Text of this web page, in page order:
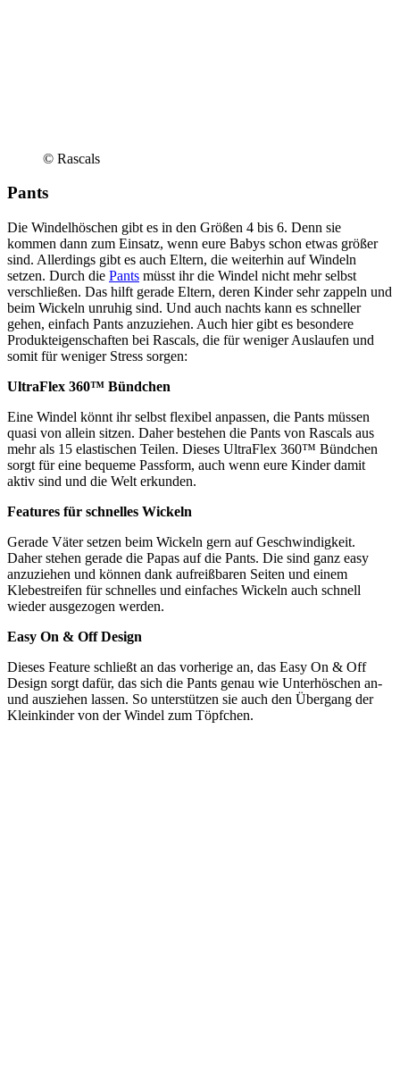
© Rascals
Pants
Die Windelhöschen gibt es in den Größen 4 bis 6. Denn sie
kommen dann zum Einsatz, wenn eure Babys schon etwas größer
sind. Allerdings gibt es auch Eltern, die weiterhin auf Windeln
setzen. Durch die Pants müsst ihr die Windel nicht mehr selbst
verschließen. Das hilft gerade Eltern, deren Kinder sehr zappeln und
beim Wickeln unruhig sind. Und auch nachts kann es schneller
gehen, einfach Pants anzuziehen. Auch hier gibt es besondere
Produkteigenschaften bei Rascals, die für weniger Auslaufen und
somit für weniger Stress sorgen:
UltraFlex 360™ Bündchen
Eine Windel könnt ihr selbst flexibel anpassen, die Pants müssen
quasi von allein sitzen. Daher bestehen die Pants von Rascals aus
mehr als 15 elastischen Teilen. Dieses UltraFlex 360™ Bündchen
sorgt für eine bequeme Passform, auch wenn eure Kinder damit
aktiv sind und die Welt erkunden.
Features für schnelles Wickeln
Gerade Väter setzen beim Wickeln gern auf Geschwindigkeit.
Daher stehen gerade die Papas auf die Pants. Die sind ganz easy
anzuziehen und können dank aufreißbaren Seiten und einem
Klebestreifen für schnelles und einfaches Wickeln auch schnell
wieder ausgezogen werden.
Easy On & Off Design
Dieses Feature schließt an das vorherige an, das Easy On & Off
Design sorgt dafür, das sich die Pants genau wie Unterhöschen an-
und ausziehen lassen. So unterstützen sie auch den Übergang der
Kleinkinder von der Windel zum Töpfchen.